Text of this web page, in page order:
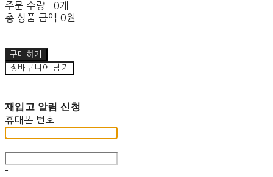
주문 수량
0개
총 상품 금액 0원
구매하기
장바구니에 담기
재입고 알림 신청
휴대폰 번호
-
-